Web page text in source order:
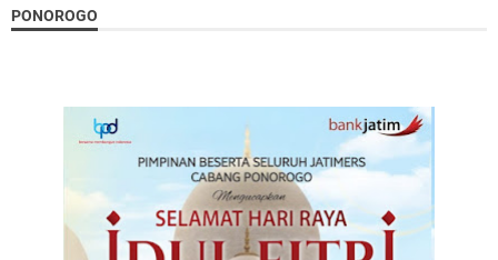
PONOROGO